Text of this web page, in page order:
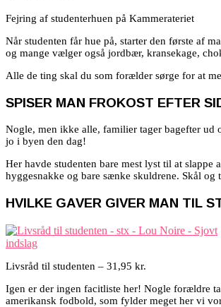
Fejring af studenterhuen på Kammerateriet
Når studenten får hue på, starter den første af
og mange vælger også jordbær, kransekage,
Alle de ting skal du som forælder sørge for at
SPISER MAN FROKOST EFTER
Nogle, men ikke alle, familier tager bagefter ud
jo i byen den dag!
Her havde studenten bare mest lyst til at
hyggesnakke og bare sænke skuldrene. Skål og
HVILKE GAVER GIVER MAN TIL
Livsråd til studenten – 31,95 kr.
Igen er der ingen facitliste her! Nogle forældre
amerikansk fodbold, som fylder meget her vi